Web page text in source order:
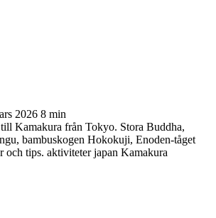
2026 8 min
Kamakura från Tokyo. Stora Buddha,
bambuskogen Hokokuji, Enoden-tåget
och tips. aktiviteter japan Kamakura